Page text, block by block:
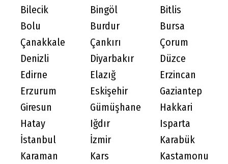
Bilecik
Bingöl
Bitlis
Bolu
Burdur
Bursa
Çanakkale
Çankırı
Çorum
Denizli
Diyarbakır
Düzce
Edirne
Elazığ
Erzincan
Erzurum
Eskişehir
Gaziantep
Giresun
Gümüşhane
Hakkari
Hatay
Iğdır
Isparta
İstanbul
İzmir
Karabük
Karaman
Kars
Kastamonu